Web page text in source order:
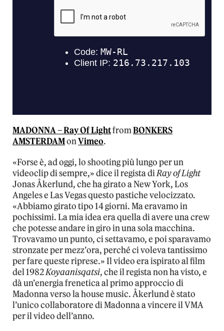
MADONNA – Ray Of LightfromBONKERS
AMSTERDAMonVimeo.
«Forse è, ad oggi, lo shooting più lungo per un
videoclip di sempre,» dice il regista diRay of Light
Jonas Åkerlund, che ha girato a New York, Los
Angeles e Las Vegas questo pastiche velocizzato.
«Abbiamo girato tipo 14 giorni. Ma eravamo in
pochissimi. La mia idea era quella di avere una crew
che potesse andare in giro in una sola macchina.
Trovavamo un punto, ci settavamo, e poi sparavamo
stronzate per mezz’ora, perché ci voleva tantissimo
per fare queste riprese.» Il video era ispirato al film
del 1982Koyaanisqatsi, che il regista non ha visto, e
dà un’energia frenetica al primo approccio di
Madonna verso la house music. Åkerlund è stato
l’unico collaboratore di Madonna a vincere il VMA
per il video dell’anno.